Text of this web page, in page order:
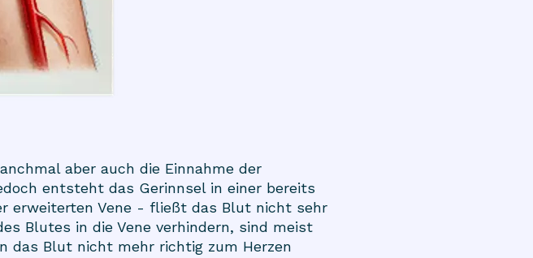
aber auch die Einnahme der
entsteht das Gerinnsel in einer bereits
erweiterten Vene - fließt das Blut nicht sehr
Blutes in die Vene verhindern, sind meist
das Blut nicht mehr richtig zum Herzen